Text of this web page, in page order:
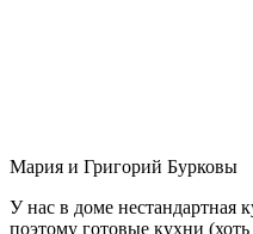
Мария и Григорий Бурковы
У нас в доме нестандартная
поэтому готовые кухни